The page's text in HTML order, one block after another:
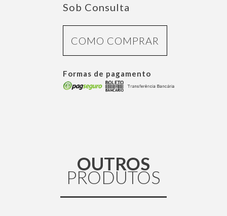
Sob Consulta
COMO COMPRAR
Formas de pagamento
OUTROS
PRODUTOS